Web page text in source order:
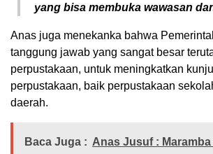
yang bisa membuka wawasan
Anas juga menekanka bahwa
tanggung jawab yang sangat besar
perpustakaan, untuk meningkatkan
perpustakaan, baik perpustakaan
daerah.
Baca Juga : Anas Jusuf :